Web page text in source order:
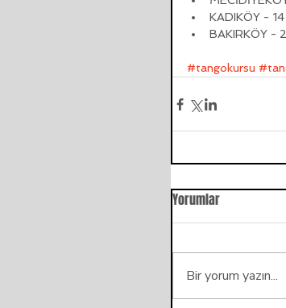
KADIKÖY -
BAKIRKÖY -
#tangokursu
Yorumlar
Bir yorum yazın...